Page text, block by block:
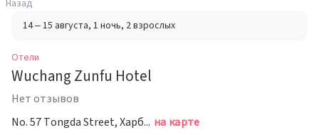
Назад
14 – 15 августа, 1 ночь, 2 взрослых
Отели
Wuchang Zunfu Hotel
Нет отзывов
No. 57 Tongda Street, Харбин на карте